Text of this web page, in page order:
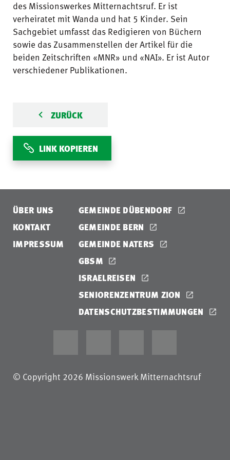
des Missionswerkes Mitternachtsruf. Er ist
verheiratet mit Wanda und hat 5 Kinder. Sein
Sachgebiet umfasst das Redigieren von Büchern
sowie das Zusammenstellen der Artikel für die
beiden Zeitschriften «MNR» und «NAI». Er ist Autor
verschiedener Publikationen.
ZURÜCK
LINK KOPIEREN
ÜBER UNS
KONTAKT
IMPRESSUM
GEMEINDE DÜBENDORF
GEMEINDE BERN
GEMEINDE NATERS
GBSM
ISRAELREISEN
SENIORENZENTRUM ZION
DATENSCHUTZBESTIMMUNGEN
© Copyright 2026 Missionswerk Mitternachtsruf